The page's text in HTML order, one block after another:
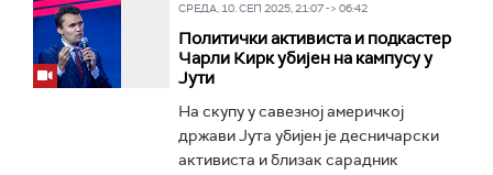
СРЕДА, 10. СЕП 2025, 21:07 -> 06:42
Политички активиста и подкастер
Чарли Кирк убијен на кампусу у
Јути
На скупу у савезној америчкој
држави Јута убијен је десничарски
активиста и близак сарадник